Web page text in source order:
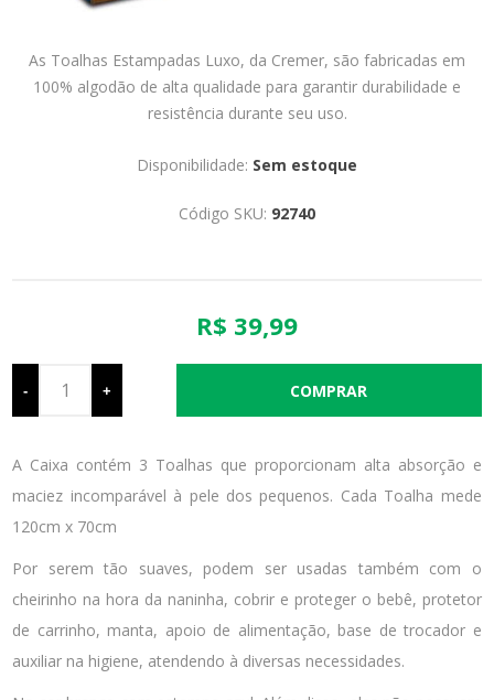
As Toalhas Estampadas Luxo, da Cremer, são fabricadas em
100% algodão de alta qualidade para garantir durabilidade e
resistência durante seu uso.
Disponibilidade: Sem estoque
Código SKU: 92740
R$ 39,99
- +
A Caixa contém 3 Toalhas que proporcionam alta absorção e
maciez incomparável à pele dos pequenos. Cada Toalha mede
120cm x 70cm
Por serem tão suaves, podem ser usadas também com o
cheirinho na hora da naninha, cobrir e proteger o bebê, protetor
de carrinho, manta, apoio de alimentação, base de trocador e
auxiliar na higiene, atendendo à diversas necessidades.